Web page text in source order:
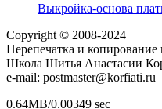
Выкройка-основа
Copyright © 2008-2024
Перепечатка и копирование
Школа Шитья Анастасии
e-mail: postmaster@korfiati.ru
0.64MB/0.00349 sec